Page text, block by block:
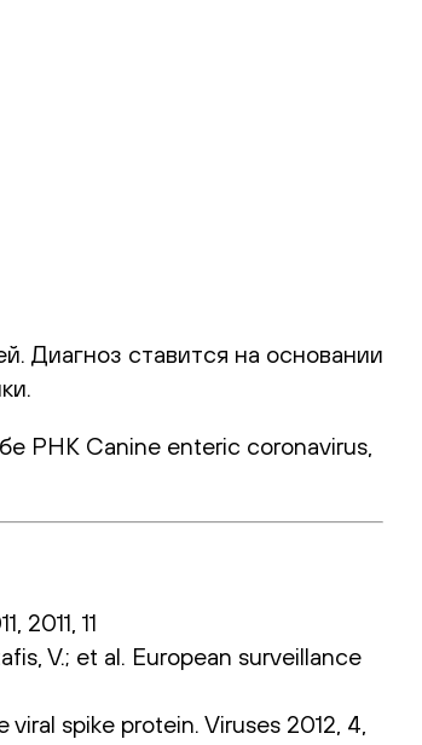
Диагноз ставится на основании
РНК Canine enteric coronavirus,
2011, 11
V.; et al. European surveillance
spike protein. Viruses 2012, 4,